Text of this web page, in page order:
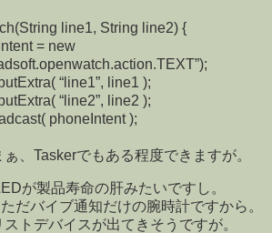
line1, String line2) {
= new
“line1”, line1 );
“line2”, line2 );
phoneIntent );
、Taskerでもある程度できますが。
が製品寿命の肝みたいですし。
だバイブ通知だけの腕時計ですから。
トデバイスが出てきそうですが。